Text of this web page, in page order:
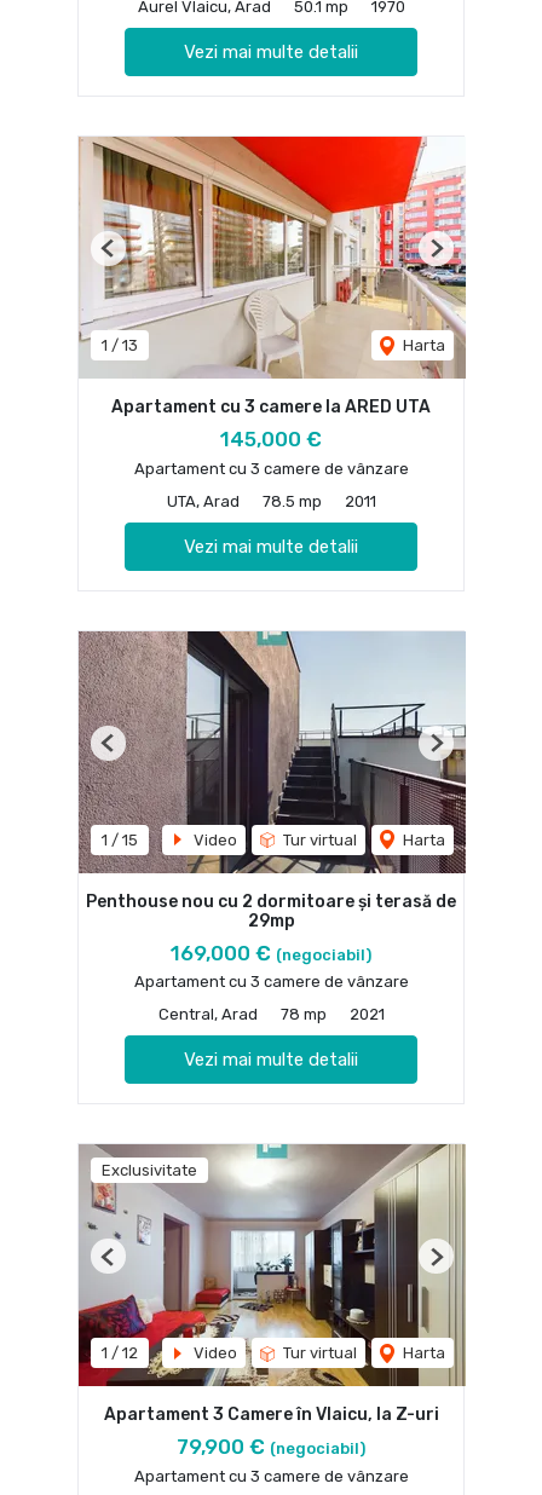
Aurel Vlaicu, Arad
50.1 mp 1970
Vezi mai multe detalii
1 / 13 Harta
Previous Next
Apartament cu 3 camere la ARED UTA
145,000 €
Apartament cu 3 camere de vânzare
UTA, Arad
78.5 mp 2011
Vezi mai multe detalii
1 / 15 Video Tur virtual Harta
Previous Next
Penthouse nou cu 2 dormitoare și terasă de
29mp
169,000 € (negociabil)
Apartament cu 3 camere de vânzare
Central, Arad
78 mp 2021
Vezi mai multe detalii
Exclusivitate
1 / 12 Video Tur virtual Harta
Previous Next
Apartament 3 Camere în Vlaicu, la Z-uri
79,900 € (negociabil)
Apartament cu 3 camere de vânzare